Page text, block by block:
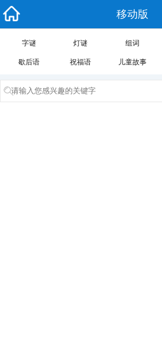
移动版
字谜 灯谜 组词
歇后语 祝福语 儿童故事